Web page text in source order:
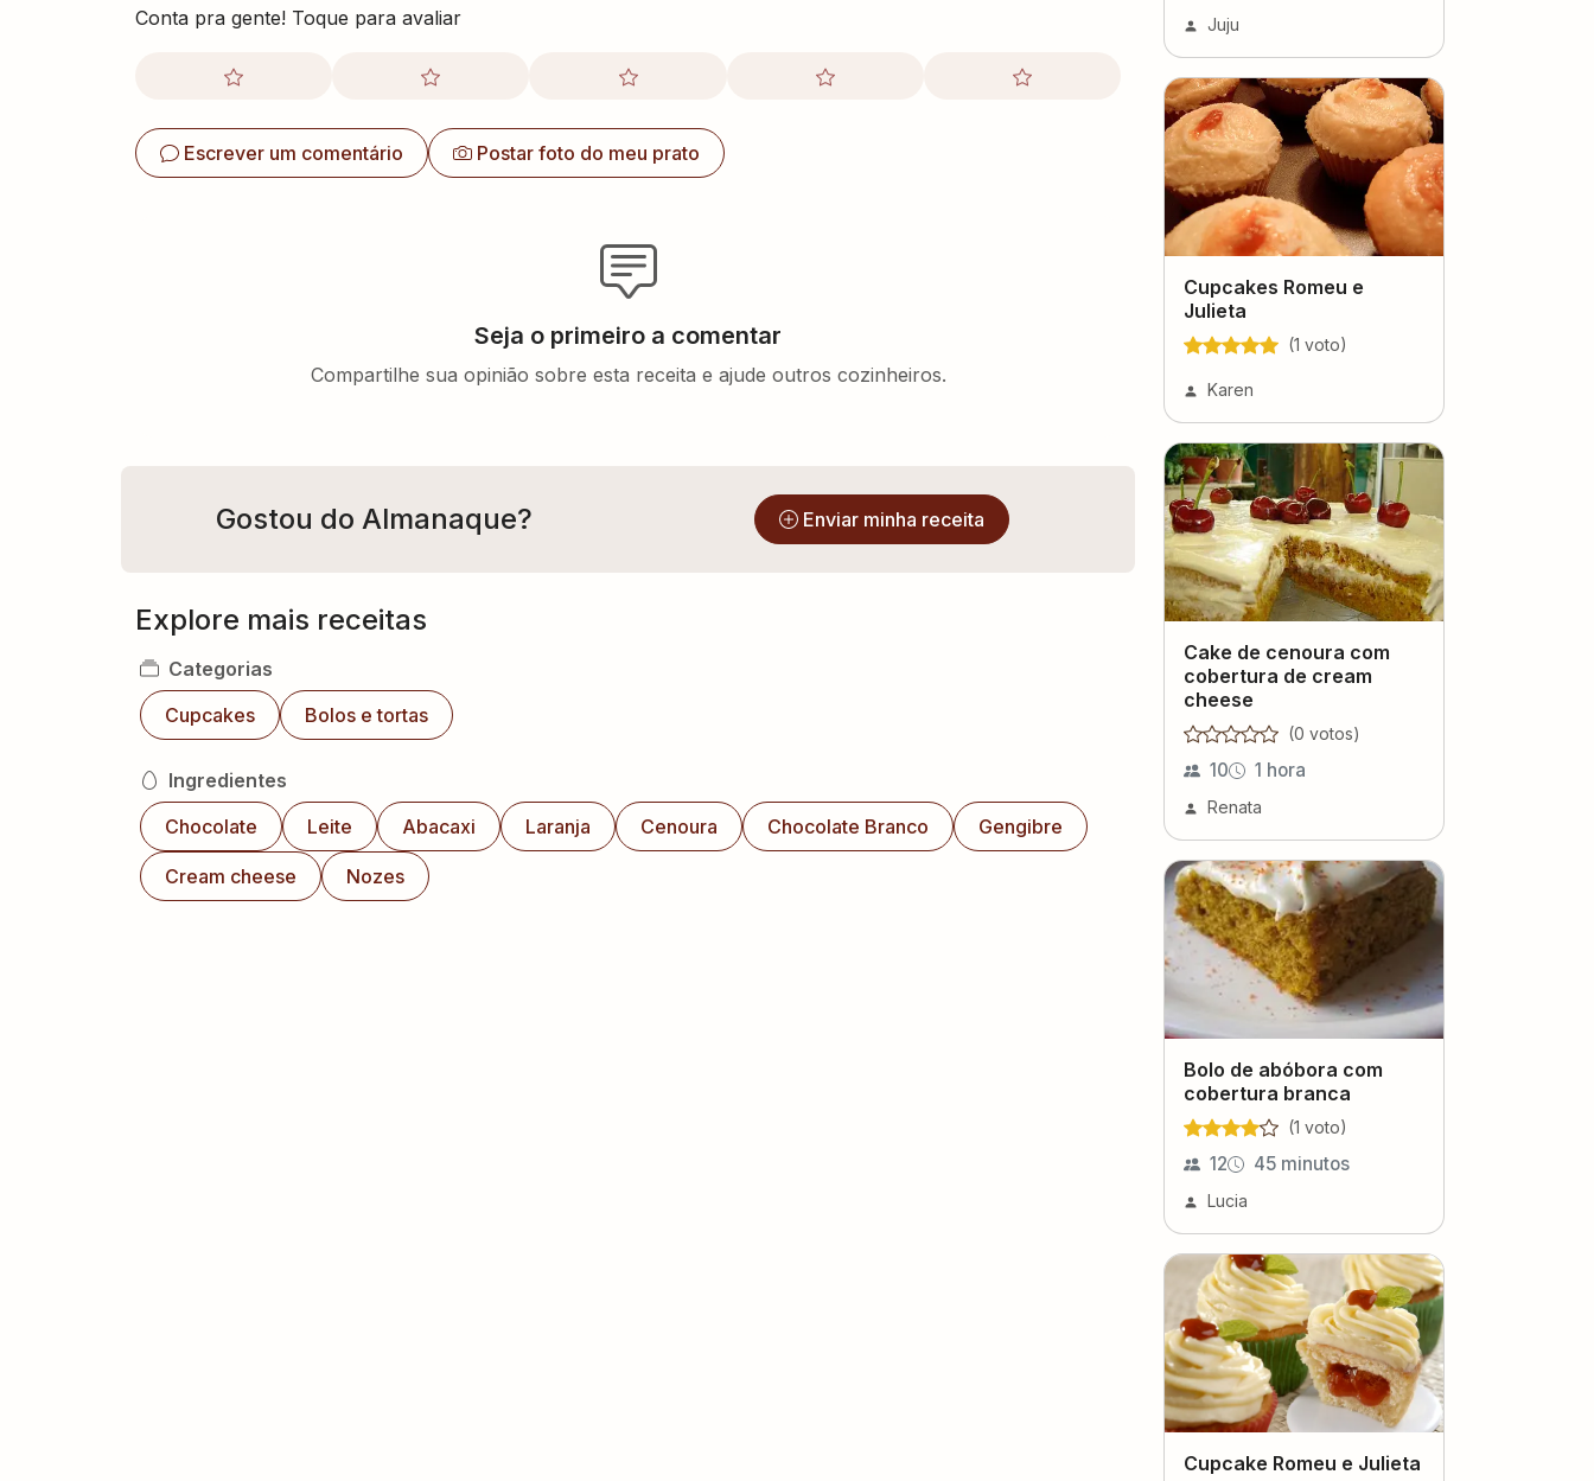
Conta pra gente! Toque para avaliar
Escrever um comentário Postar foto do meu prato
Seja o primeiro a comentar
Compartilhe sua opinião sobre esta receita e ajude outros cozinheiros.
Gostou do Almanaque? Enviar minha receita
Explore mais receitas
Categorias
Cupcakes
Bolos e tortas
Ingredientes
Chocolate
Leite Abacaxi Laranja Cenoura Chocolate Branco Gengibre
Cream cheese Nozes
Juju
Cupcakes Romeu e
Julieta
(1 voto)
Karen
Cake de cenoura com
cobertura de cream
cheese
(0 votos)
10 1 hora
Renata
Bolo de abóbora com
cobertura branca
(1 voto)
12 45 minutos
Lucia
Cupcake Romeu e Julieta